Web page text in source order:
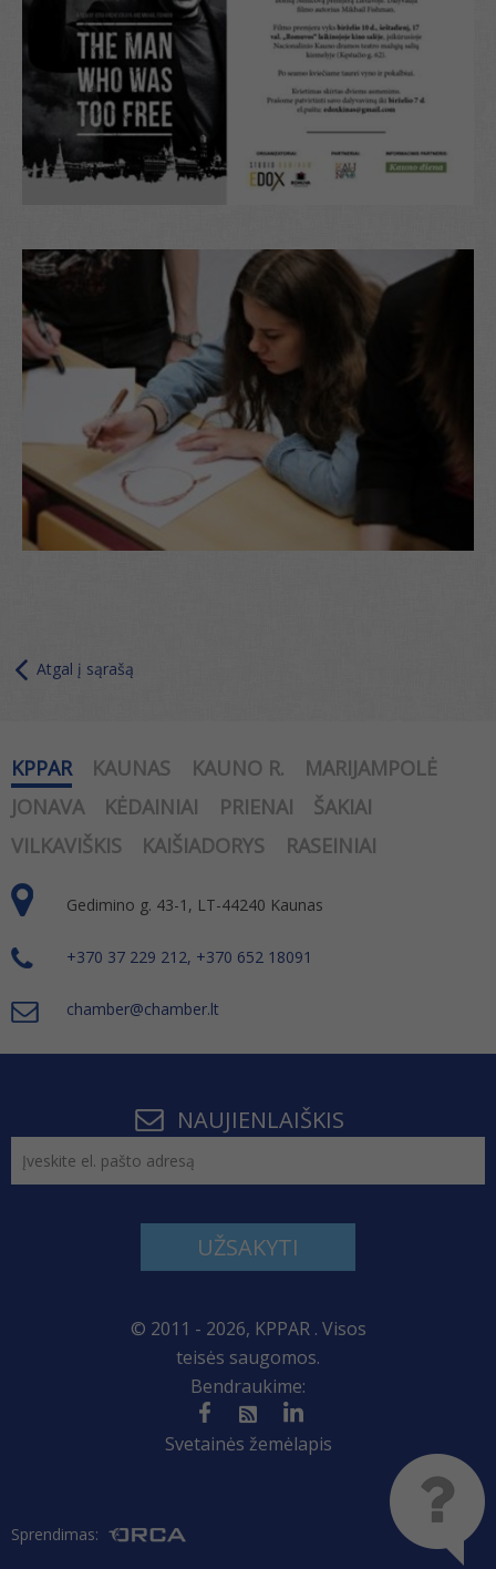
Atgal į sąrašą
KPPAR KAUNAS KAUNO R.
MARIJAMPOLĖ
JONAVA
KĖDAINIAI PRIENAI
ŠAKIAI
VILKAVIŠKIS
KAIŠIADORYS RASEINIAI
Gedimino g. 43-1, LT-44240 Kaunas
+370 37 229 212, +370 652 18091
chamber@chamber.lt
NAUJIENLAIŠKIS
UŽSAKYTI
© 2011 - 2026, KPPAR . Visos
teisės saugomos.
Bendraukime:
Svetainės žemėlapis
Sprendimas: